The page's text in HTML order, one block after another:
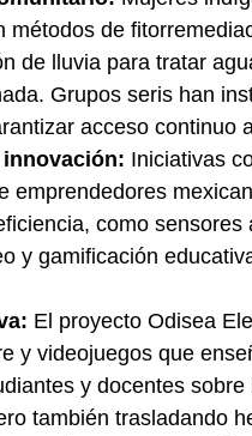
métodos de
de lluvia para tratar
Grupos seris han
acceso continuo
Iniciativas
emprendedores
como sensores
y gamificación
El proyecto Odisea
y videojuegos que
y docentes
también trasladando